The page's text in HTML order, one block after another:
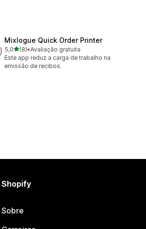
Mixlogue Quick Order Printer
5,0de 5 estrelas
(8)
8 avaliações ao todo
•Avaliação gratuita
Este app reduz a carga de trabalho na
emissão de recibos.
Shopify
Sobre